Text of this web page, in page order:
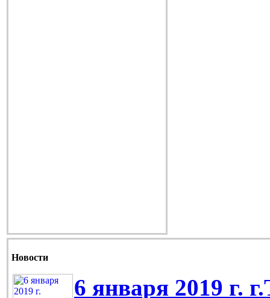
Новости
6 января 2019 г.